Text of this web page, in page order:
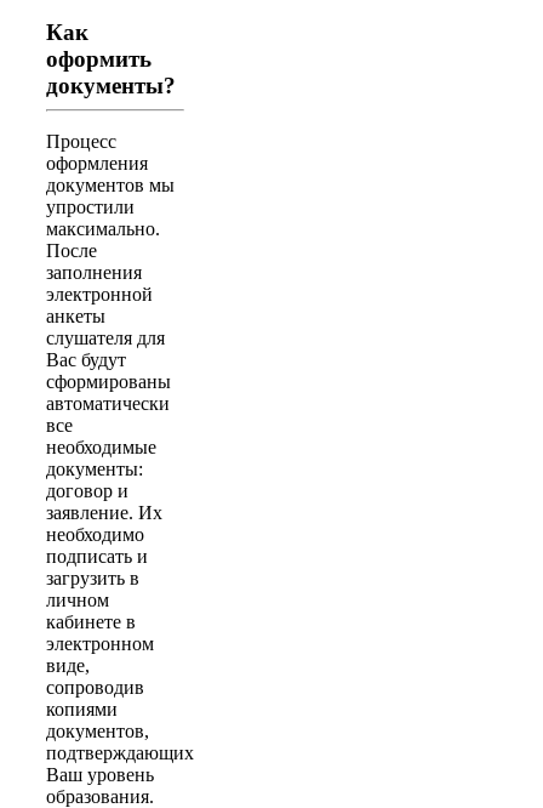
Как
оформить
документы?
Процесс
оформления
документов мы
упростили
максимально.
После
заполнения
электронной
анкеты
слушателя для
Вас будут
сформированы
автоматически
все
необходимые
документы:
договор и
заявление. Их
необходимо
подписать и
загрузить в
личном
кабинете в
электронном
виде,
сопроводив
копиями
документов,
подтверждающих
Ваш уровень
образования.